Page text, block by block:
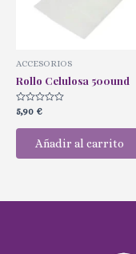
ACCESORIOS
Rollo Celulosa 500und
Valorado
con
0
5,90 €
Añadir al carrito